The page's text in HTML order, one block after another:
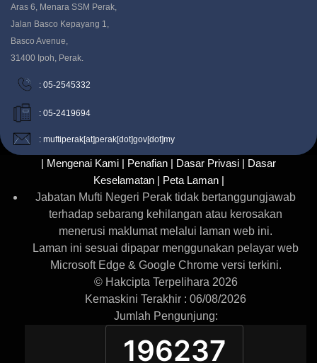
Aras 6, Menara SSM Perak,
Jalan Basco Kepayang 1,
Basco Avenue,
31400 Ipoh, Perak.
: 05-2545332
: 05-2419694
: muftiperak[at]perak[dot]gov[dot]my
| Mengenai Kami | Penafian | Dasar Privasi | Dasar
Keselamatan | Peta Laman |
Jabatan Mufti Negeri Perak tidak bertanggungjawab
terhadap sebarang kehilangan atau kerosakan
menerusi maklumat melalui laman web ini.
Laman ini sesuai dipapar menggunakan pelayar web
Microsoft Edge & Google Chrome versi terkini.
© Hakcipta Terpelihara 2026
Kemaskini Terakhir : 06/08/2026
Jumlah Pengunjung:
196237